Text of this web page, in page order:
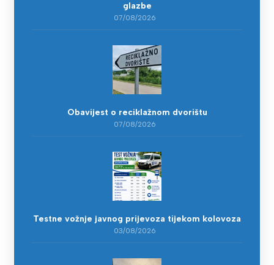
glazbe
07/08/2026
Obavijest o reciklažnom dvorištu
07/08/2026
Testne vožnje javnog prijevoza tijekom kolovoza
03/08/2026